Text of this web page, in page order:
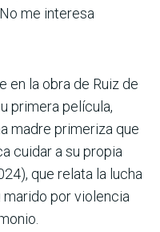
me interesa
en la obra de Ruiz de
primera película,
madre primeriza que
cuidar a su propia
que relata la lucha
marido por violencia